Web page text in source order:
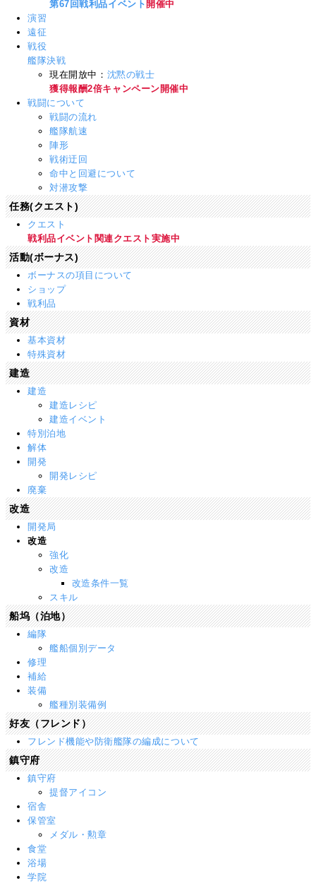
第67回戦利品イベント 開催中
演習
遠征
戦役
艦隊決戦
現在開放中： 沈黙の戦士
獲得報酬2倍キャンペーン開催中
戦闘について
戦闘の流れ
艦隊航速
陣形
戦術迂回
命中と回避について
対潜攻撃
任務(クエスト)
クエスト
戦利品イベント関連クエスト実施中
活動(ボーナス)
ボーナスの項目について
ショップ
戦利品
資材
基本資材
特殊資材
建造
建造
建造レシピ
建造イベント
特別泊地
解体
開発
開発レシピ
廃棄
改造
開発局
改造
強化
改造
改造条件一覧
スキル
船坞（泊地）
編隊
艦船個別データ
修理
補給
装備
艦種別装備例
好友（フレンド）
フレンド機能や防衛艦隊の編成について
鎮守府
鎮守府
提督アイコン
宿舎
保管室
メダル・勲章
食堂
浴場
学院